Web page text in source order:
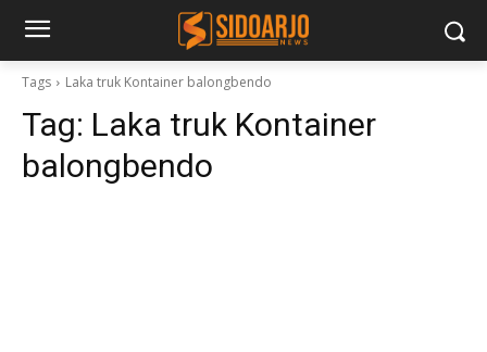
Tags Laka truk Kontainer balongbendo
Tag: Laka truk Kontainer
balongbendo